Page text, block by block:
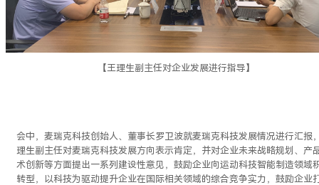
【王理生副主任对企业发展进行指导】
会中，麦瑞克科技创始人、董事长罗卫波就麦瑞克科技发展情况进行汇报
理生副主任对麦瑞克科技发展方向表示肯定，并对企业未来战略规划、产
术创新等方面提出一系列建设性意见，鼓励企业向运动科技智能制造领域
转型，以科技为驱动提升企业在国际相关领域的综合竞争实力，鼓励企业